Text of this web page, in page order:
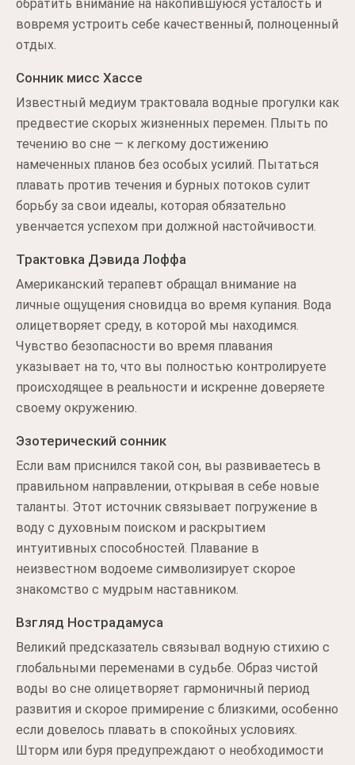
обратить внимание на накопившуюся усталость и
вовремя устроить себе качественный, полноценный
отдых.
Сонник мисс Хассе
Известный медиум трактовала водные прогулки как
предвестие скорых жизненных перемен. Плыть по
течению во сне — к легкому достижению
намеченных планов без особых усилий. Пытаться
плавать против течения и бурных потоков сулит
борьбу за свои идеалы, которая обязательно
увенчается успехом при должной настойчивости.
Трактовка Дэвида Лоффа
Американский терапевт обращал внимание на
личные ощущения сновидца во время купания. Вода
олицетворяет среду, в которой мы находимся.
Чувство безопасности во время плавания
указывает на то, что вы полностью контролируете
происходящее в реальности и искренне доверяете
своему окружению.
Эзотерический сонник
Если вам приснился такой сон, вы развиваетесь в
правильном направлении, открывая в себе новые
таланты. Этот источник связывает погружение в
воду с духовным поиском и раскрытием
интуитивных способностей. Плавание в
неизвестном водоеме символизирует скорое
знакомство с мудрым наставником.
Взгляд Нострадамуса
Великий предсказатель связывал водную стихию с
глобальными переменами в судьбе. Образ чистой
воды во сне олицетворяет гармоничный период
развития и скорое примирение с близкими, особенно
если довелось плавать в спокойных условиях.
Шторм или буря предупреждают о необходимости